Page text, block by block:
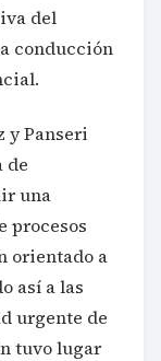
del
conducción
y Panseri
de
una
procesos
orientado a
así a las
urgente de
tuvo lugar